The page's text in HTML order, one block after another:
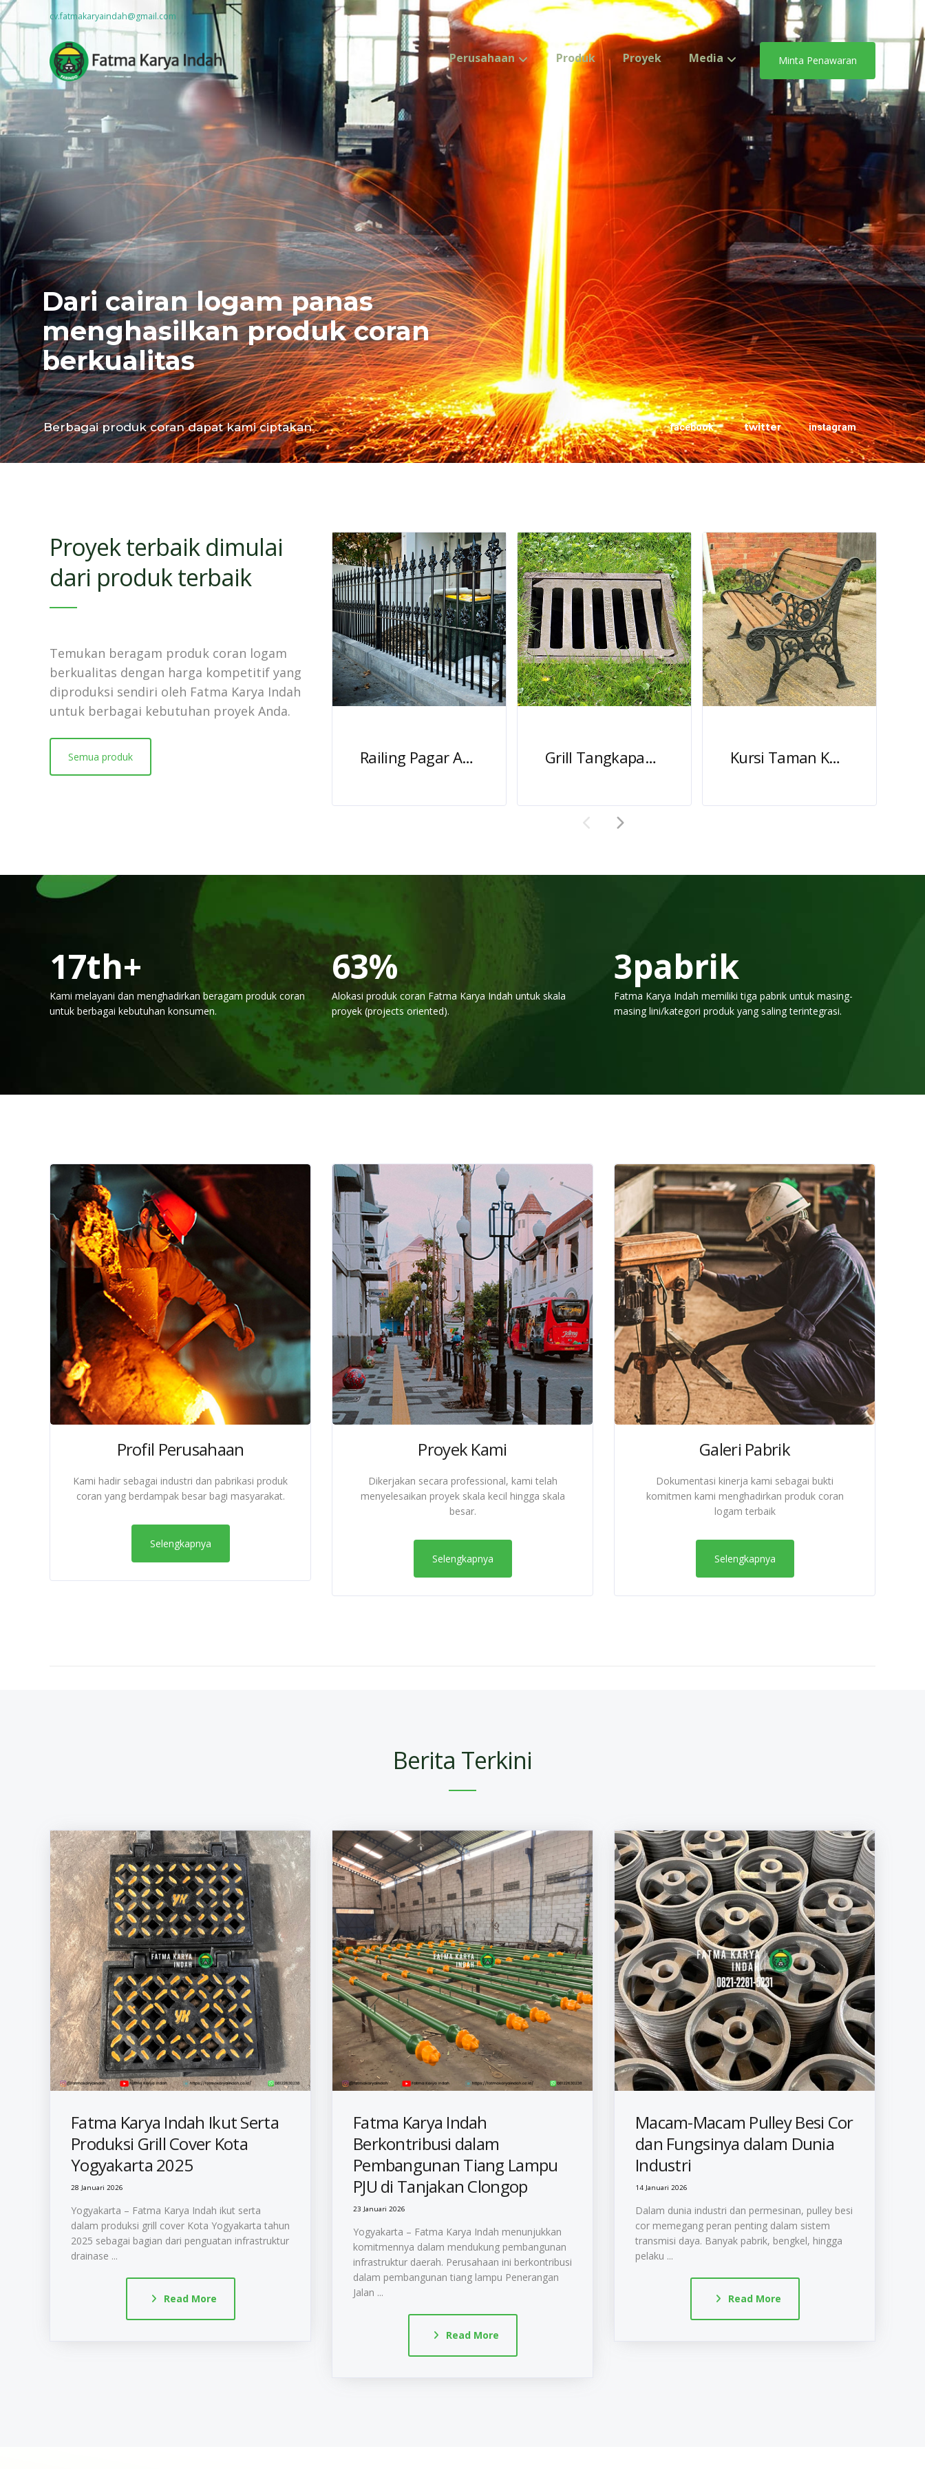
cv.fatmakaryaindah@gmail.com
Minta Penawaran
Perusahaan Produk Proyek Media
Dari cairan logam panas
menghasilkan produk coran
berkualitas
twitter
Berbagai produk coran dapat kami ciptakan facebook instagram
Proyek terbaik dimulai
dari produk terbaik
Temukan beragam produk coran logam
berkualitas dengan harga kompetitif yang
diproduksi sendiri oleh Fatma Karya Indah
untuk berbagai kebutuhan proyek Anda.
Semua produk Railing Pagar Antik Besi Cor Grill Tangkapan Air Jalan Baja Coran Kursi Taman Kota Antik Besi Cor
20th+
Kami melayani dan menghadirkan beragam produk coran
untuk berbagai kebutuhan konsumen.
75%
Alokasi produk coran Fatma Karya Indah untuk skala
proyek (projects oriented).
3pabrik
Fatma Karya Indah memiliki tiga pabrik untuk masing-
masing lini/kategori produk yang saling terintegrasi.
Profil Perusahaan
Kami hadir sebagai industri dan pabrikasi produk
coran yang berdampak besar bagi masyarakat.
Selengkapnya
Proyek Kami
Dikerjakan secara professional, kami telah
menyelesaikan proyek skala kecil hingga skala
besar.
Selengkapnya
Galeri Pabrik
Dokumentasi kinerja kami sebagai bukti
komitmen kami menghadirkan produk coran
logam terbaik
Selengkapnya
Berita Terkini
Fatma Karya Indah Ikut Serta
Produksi Grill Cover Kota
Yogyakarta 2025
28 Januari 2026
Yogyakarta – Fatma Karya Indah ikut serta
dalam produksi grill cover Kota Yogyakarta tahun
2025 sebagai bagian dari penguatan infrastruktur
drainase ...
Read More
Fatma Karya Indah
Berkontribusi dalam
Pembangunan Tiang Lampu
PJU di Tanjakan Clongop
23 Januari 2026
Yogyakarta – Fatma Karya Indah menunjukkan
komitmennya dalam mendukung pembangunan
infrastruktur daerah. Perusahaan ini berkontribusi
dalam pembangunan tiang lampu Penerangan
Jalan ...
Read More
Macam-Macam Pulley Besi Cor
dan Fungsinya dalam Dunia
Industri
14 Januari 2026
Dalam dunia industri dan permesinan, pulley besi
cor memegang peran penting dalam sistem
transmisi daya. Banyak pabrik, bengkel, hingga
pelaku ...
Read More